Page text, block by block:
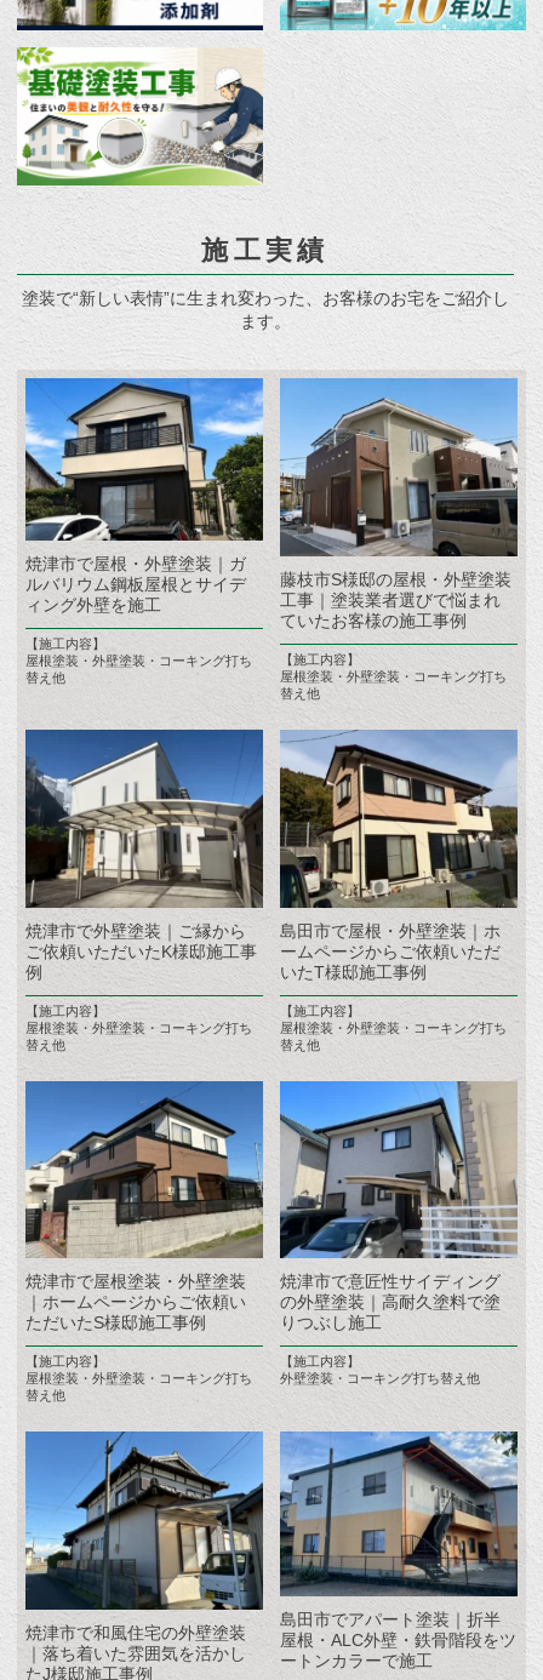
施工実績
塗装で“新しい表情”に生まれ変わった、お客様のお宅をご紹介し
ます。
焼津市で屋根・外壁塗装｜ガ
ルバリウム鋼板屋根とサイデ
ィング外壁を施工
【施工内容】
屋根塗装・外壁塗装・コーキング打ち
替え他
藤枝市S様邸の屋根・外壁塗装
工事｜塗装業者選びで悩まれ
ていたお客様の施工事例
【施工内容】
屋根塗装・外壁塗装・コーキング打ち
替え他
焼津市で外壁塗装｜ご縁から
ご依頼いただいたK様邸施工事
例
【施工内容】
屋根塗装・外壁塗装・コーキング打ち
替え他
島田市で屋根・外壁塗装｜ホ
ームページからご依頼いただ
いたT様邸施工事例
【施工内容】
屋根塗装・外壁塗装・コーキング打ち
替え他
焼津市で屋根塗装・外壁塗装
｜ホームページからご依頼い
ただいたS様邸施工事例
【施工内容】
屋根塗装・外壁塗装・コーキング打ち
替え他
焼津市で意匠性サイディング
の外壁塗装｜高耐久塗料で塗
りつぶし施工
【施工内容】
外壁塗装・コーキング打ち替え他
焼津市で和風住宅の外壁塗装
｜落ち着いた雰囲気を活かし
たJ様邸施工事例
島田市でアパート塗装｜折半
屋根・ALC外壁・鉄骨階段をツ
ートンカラーで施工